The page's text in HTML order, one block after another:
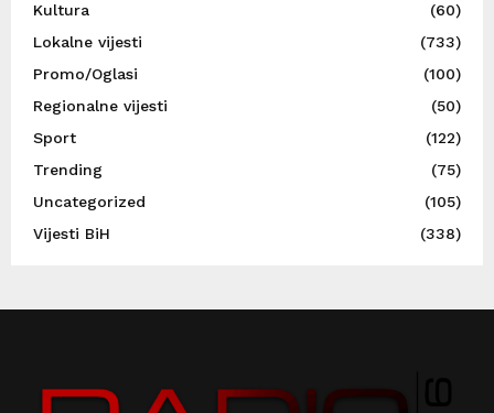
Kultura
(60)
Lokalne vijesti
(733)
Promo/Oglasi
(100)
Regionalne vijesti
(50)
Sport
(122)
Trending
(75)
Uncategorized
(105)
Vijesti BiH
(338)